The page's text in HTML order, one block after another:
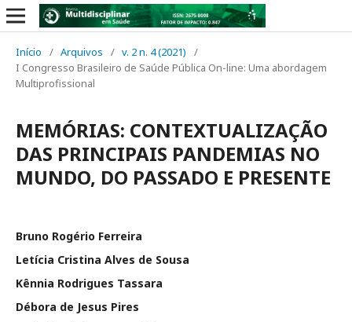
Início / Arquivos / v. 2 n. 4 (2021)
/
I Congresso Brasileiro de Saúde Pública On-line: Uma abordagem
Multiprofissional
MEMÓRIAS: CONTEXTUALIZAÇÃO
DAS PRINCIPAIS PANDEMIAS NO
MUNDO, DO PASSADO E PRESENTE
Bruno Rogério Ferreira
Letícia Cristina Alves de Sousa
Kênnia Rodrigues Tassara
Débora de Jesus Pires